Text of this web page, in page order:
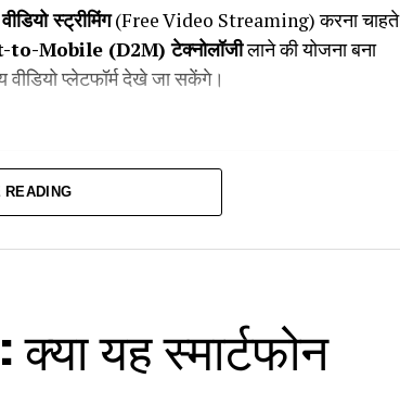
स्ट्रीमिंग(Free Video Streaming) करना चाहते
Mobile (D2M) टेक्नोलॉजीलाने की योजना बना
प्लेटफॉर्म देखे जा सकेंगे।
READING
यह स्मार्टफोन